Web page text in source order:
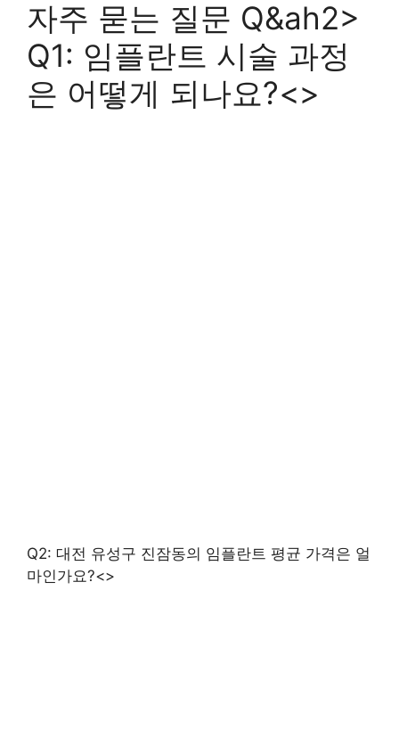
자주 묻는 질문 Q&ah2>
Q1: 임플란트 시술 과정
은 어떻게 되나요?<>
Q2: 대전 유성구 진잠동의 임플란트 평균 가격은 얼
마인가요?<>